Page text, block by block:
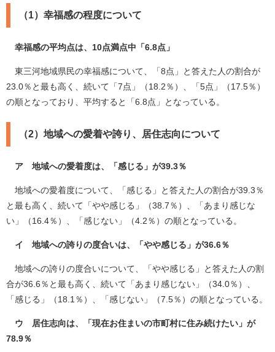
（1）幸福感の程度について
幸福感の平均点は、10点満点中「6.8点」
東三河地域県民の幸福感について、「8点」と答えた人の割合が
23.0％と最も高く、続いて「7点」（18.2％）、「5点」（17.5％）
の順となっており、平均すると「6.8点」となっている。
（2）地域への愛着や誇り、居住志向について
ア 地域への愛着度は、「感じる」が39.3％
地域への愛着度について、「感じる」と答えた人の割合が39.3％
と最も高く、続いて「やや感じる」（38.7％）、「あまり感じな
い」（16.4％）、「感じない」（4.2％）の順となっている。
イ 地域への誇りの度合いは、「やや感じる」が36.6％
地域への誇りの度合いについて、「やや感じる」と答えた人の割
合が36.6％と最も高く、続いて「あまり感じない」（34.0％）、
「感じる」（18.1％）、「感じない」（7.5％）の順となっている。
ウ 居住志向は、「現在お住まいの市町村に住み続けたい」が
78.9％